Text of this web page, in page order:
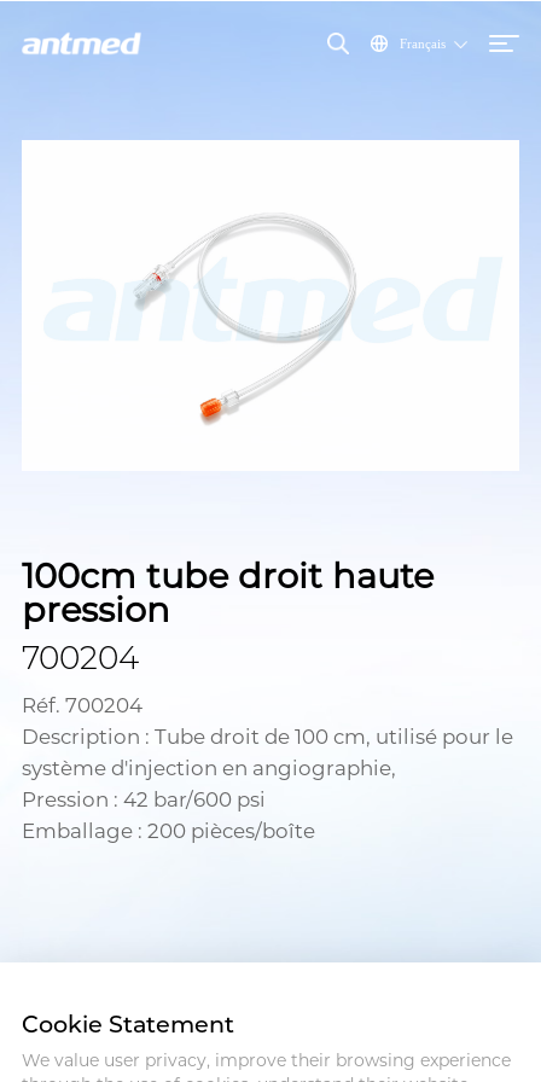
Français
100cm tube droit haute
pression
700204
Réf. 700204
Description : Tube droit de 100 cm, utilisé pour le
système d'injection en angiographie,
Pression : 42 bar/600 psi
Emballage : 200 pièces/boîte
Address :18 Jinhui Ave., Pingshan
Cookie Statement
We value user privacy, improve their browsing experience